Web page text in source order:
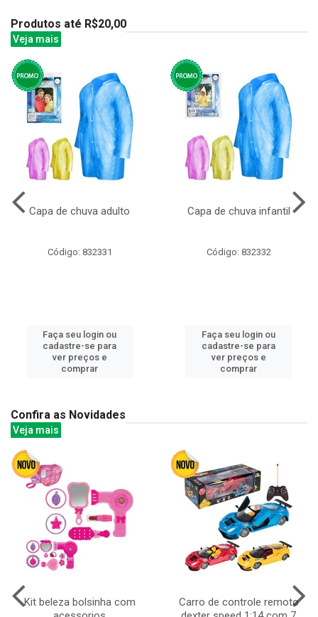
Produtos até R$20,00
Veja mais
Capa de chuva adulto
Código: 832331
Faça seu login ou
cadastre-se para
ver preços e
comprar
Capa de chuva infantil
Código: 832332
Faça seu login ou
cadastre-se para
ver preços e
comprar
Confira as Novidades
Veja mais
Kit beleza bolsinha com
Carro de controle remoto